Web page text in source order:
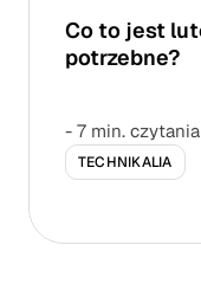
Co to jest
potrzebne?
- 7 min. czytania
TECHNIKALIA